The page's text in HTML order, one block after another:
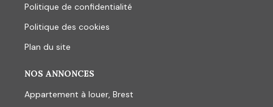
Politique de confidentialité
Politique des cookies
Plan du site
NOS ANNONCES
Appartement à louer, Brest